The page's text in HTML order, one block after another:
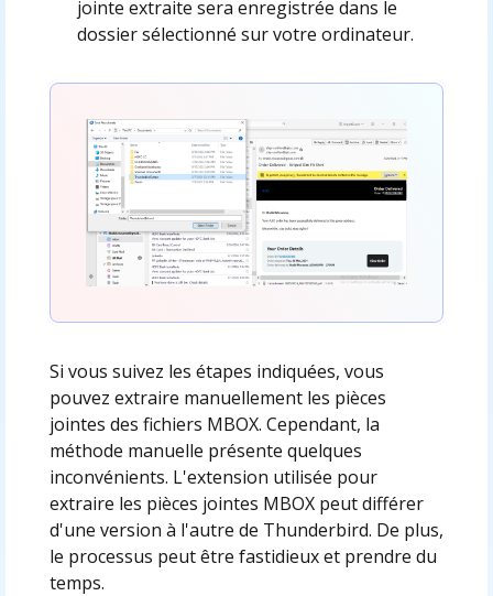
jointe extraite sera enregistrée dans le
dossier sélectionné sur votre ordinateur.
Si vous suivez les étapes indiquées, vous
pouvez extraire manuellement les pièces
jointes des fichiers MBOX. Cependant, la
méthode manuelle présente quelques
inconvénients. L'extension utilisée pour
extraire les pièces jointes MBOX peut différer
d'une version à l'autre de Thunderbird. De plus,
le processus peut être fastidieux et prendre du
temps.